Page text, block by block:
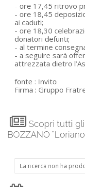
- ore 17,45 ritrovo
- ore 18,45
ai caduti;
- ore 18,30
donatori defunti;
- al termine
- a seguire sarà
attrezzata dietro
fonte : Invito
Firma : Gruppo
Scopri tutti
BOZZANO
La ricerca non ha